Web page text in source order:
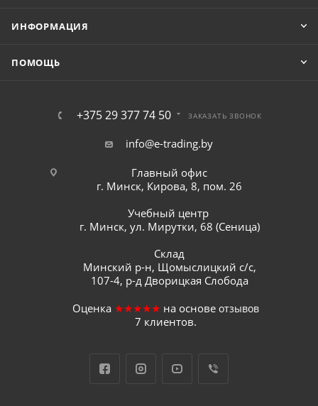
ИНФОРМАЦИЯ
ПОМОЩЬ
+375 29 377 74 50 ЗАКАЗАТЬ ЗВОНОК
info@e-trading.by
Главный офис
г. Минск, Кирова, 8, пом. 26
Учебный центр
г. Минск, ул. Мирутки, 68 (Сеница)
Склад
Минский р-н, Щомыслицкий с/с,
107-4, р-д Дворицкая Слобода
Оценка ★★★★★ на основе отзывов
7 клиентов.